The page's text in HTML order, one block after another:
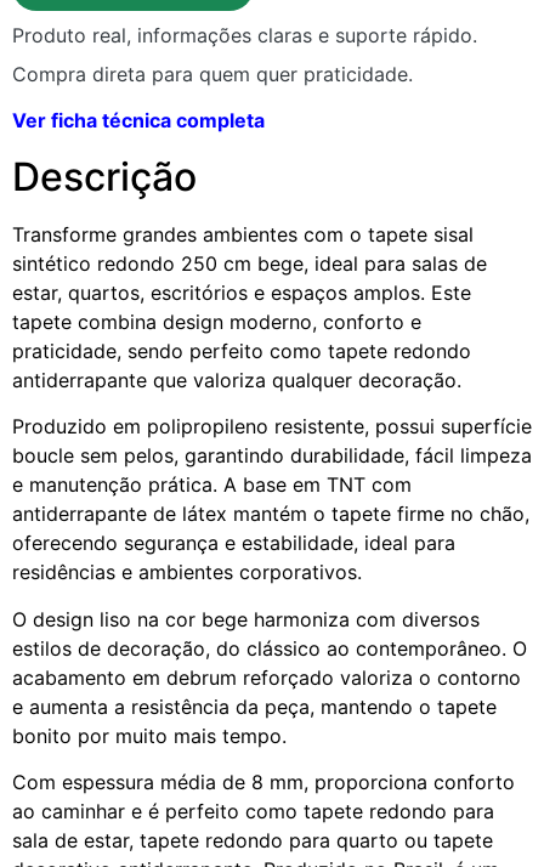
Produto real, informações claras e suporte rápido.
Compra direta para quem quer praticidade.
Ver ficha técnica completa
Descrição
Transforme grandes ambientes com o tapete sisal
sintético redondo 250 cm bege, ideal para salas de
estar, quartos, escritórios e espaços amplos. Este
tapete combina design moderno, conforto e
praticidade, sendo perfeito como tapete redondo
antiderrapante que valoriza qualquer decoração.
Produzido em polipropileno resistente, possui superfície
boucle sem pelos, garantindo durabilidade, fácil limpeza
e manutenção prática. A base em TNT com
antiderrapante de látex mantém o tapete firme no chão,
oferecendo segurança e estabilidade, ideal para
residências e ambientes corporativos.
O design liso na cor bege harmoniza com diversos
estilos de decoração, do clássico ao contemporâneo. O
acabamento em debrum reforçado valoriza o contorno
e aumenta a resistência da peça, mantendo o tapete
bonito por muito mais tempo.
Com espessura média de 8 mm, proporciona conforto
ao caminhar e é perfeito como tapete redondo para
sala de estar, tapete redondo para quarto ou tapete